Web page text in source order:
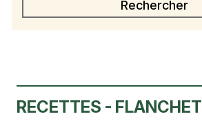
RECETTES - FLANCHET